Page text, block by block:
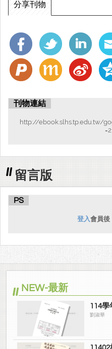
分享刊物
刊物連結
http://ebook.slhs.tp.edu.tw/
留言版
PS
登入會員後
NEW-最新
114
劉淑華